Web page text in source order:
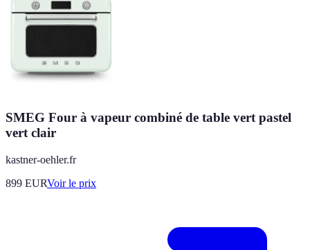
SMEG Four à vapeur combiné de table vert pastel
vert clair
kastner-oehler.fr
899 EURVoir le prix